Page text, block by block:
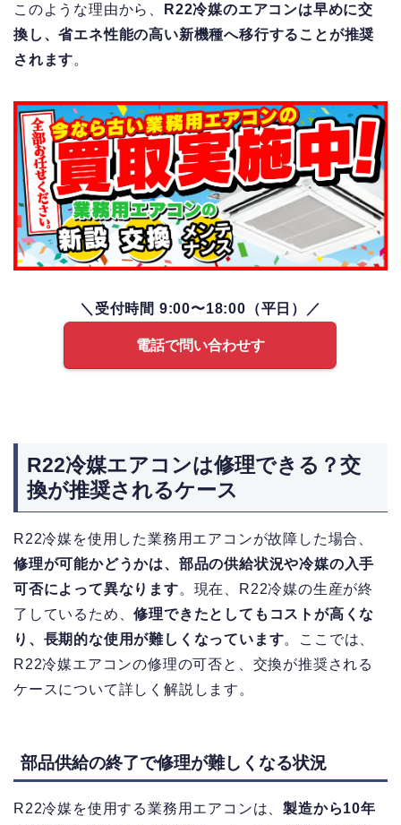
このような理由から、
R22冷媒のエアコンは早めに交
換し、省エネ性能の高い新機種へ移行することが推奨
されます。
＼受付時間 9:00〜18:00（平日）／
電話で問い合わせす
R22冷媒エアコンは修理できる？交
換が推奨されるケース
R22冷媒を使用した業務用エアコンが故障した場合、
修理が可能かどうかは、部品の供給状況や冷媒の入手
可否によって異なります。現在、R22冷媒の生産が終
了しているため、修理できたとしてもコストが高くな
り、長期的な使用が難しくなっています。ここでは、
R22冷媒エアコンの修理の可否と、交換が推奨される
ケースについて詳しく解説します。
部品供給の終了で修理が難しくなる状況
R22冷媒を使用する業務用エアコンは、製造から10年